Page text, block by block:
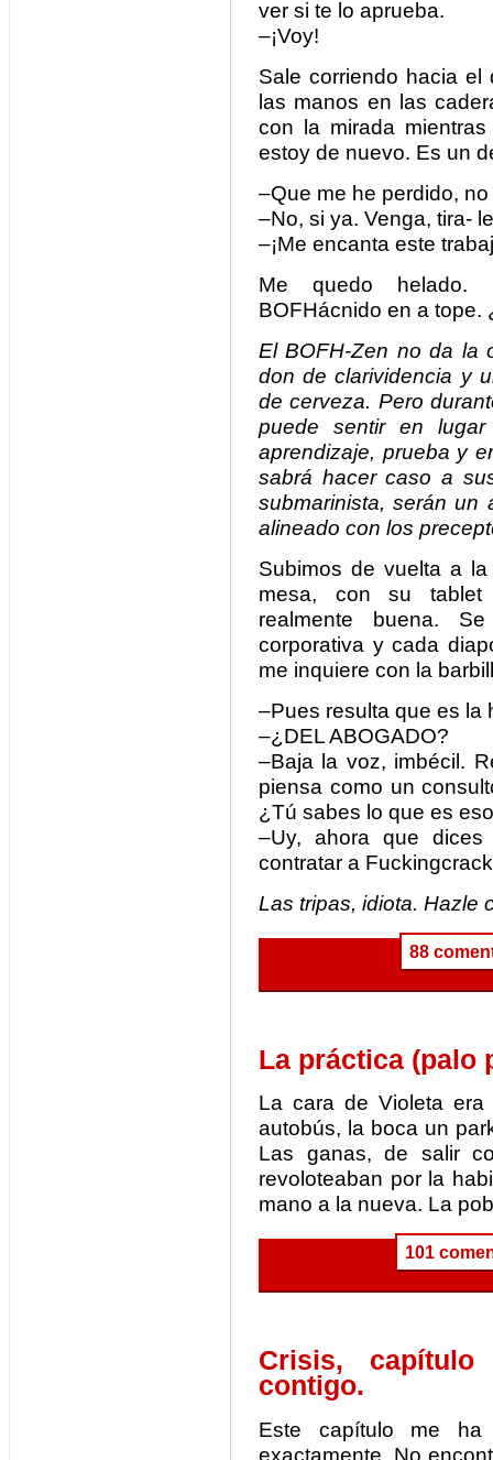
ver si te lo aprueba.
–¡Voy!
Sale corriendo hacia
las manos en las
con la mirada
estoy de nuevo. Es un
–Que me he perdido,
–No, si ya. Venga, tira-
–¡Me encanta este
Me quedo helado.
BOFHácnido en a
El BOFH-Zen no da la
don de clarividencia y
de cerveza. Pero
puede sentir en
aprendizaje, prueba y
sabrá hacer caso a
submarinista, serán un
alineado con los
Subimos de vuelta a
mesa, con su tablet
realmente buena.
corporativa y cada
me inquiere con la
–Pues resulta que es la
–¿DEL ABOGADO?
–Baja la voz, imbécil.
piensa como un
¿Tú sabes lo que es
–Uy, ahora que dices
contratar a
Las tripas, idiota. Hazle
88
La práctica (palo
La cara de Violeta
autobús, la boca un
Las ganas, de salir
revoloteaban por la
mano a la nueva. La
101
Crisis,
contigo.
Este capítulo me
exactamente. No